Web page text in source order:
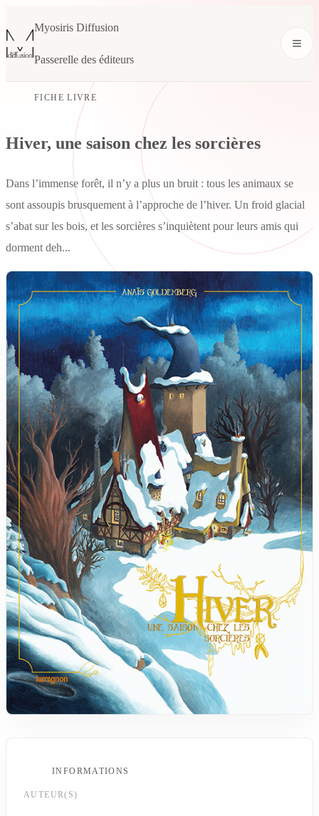
Myosiris Diffusion
Passerelle des éditeurs
FICHE LIVRE
Hiver, une saison chez les sorcières
Dans l’immense forêt, il n’y a plus un bruit : tous les animaux se
sont assoupis brusquement à l’approche de l’hiver. Un froid glacial
s’abat sur les bois, et les sorcières s’inquiètent pour leurs amis qui
dorment deh...
INFORMATIONS
AUTEUR(S)